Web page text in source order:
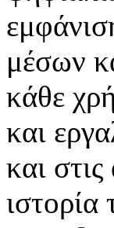
μέσων
κάθε
και
και